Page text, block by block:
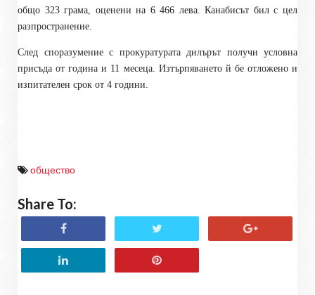
общо 323 грама, оценени на 6 466 лева. Канабисът бил с цел
разпространение.
След споразумение с прокуратурата дилърът получи условна
присъда от година и 11 месеца. Изтърпяването й бе отложено и
изпитателен срок от 4 години.
общество
Share To: